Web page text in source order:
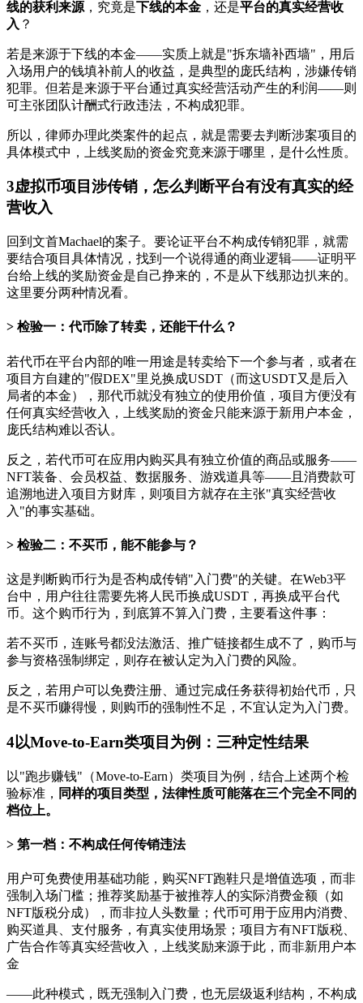
线的获利来源 ，究竟是下线的本金 ，还是平台的真实经营收
入 ？
若是来源于下线的本金——实质上就是"拆东墙补西墙"，用后
入场用户的钱填补前人的收益，是典型的庞氏结构，涉嫌传销
犯罪。但若是来源于平台通过真实经营活动产生的利润——则
可主张团队计酬式行政违法，不构成犯罪。
所以，律师办理此类案件的起点，就是需要去判断涉案项目的
具体模式中，上线奖励的资金究竟来源于哪里，是什么性质。
3虚拟币项目涉传销，怎么判断平台有没有真实的经
营收入
回到文首Machael的案子。要论证平台不构成传销犯罪，就需
要结合项目具体情况，找到一个说得通的商业逻辑——证明平
台给上线的奖励资金是自己挣来的，不是从下线那边扒来的。
这里要分两种情况看。
检验一：代币除了转卖，还能干什么？
若代币在平台内部的唯一用途是转卖给下一个参与者，或者在
项目方自建的"假DEX"里兑换成USDT（而这USDT又是后入
局者的本金），那代币就没有独立的使用价值，项目方便没有
任何真实经营收入，上线奖励的资金只能来源于新用户本金，
庞氏结构难以否认。
反之，若代币可在应用内购买具有独立价值的商品或服务——
NFT装备、会员权益、数据服务、游戏道具等——且消费款可
追溯地进入项目方财库，则项目方就存在主张"真实经营收
入"的事实基础。
检验二：不买币，能不能参与？
这是判断购币行为是否构成传销"入门费"的关键。在Web3平
台中，用户往往需要先将人民币换成USDT，再换成平台代
币。这个购币行为，到底算不算入门费，主要看这件事：
若不买币，连账号都没法激活、推广链接都生成不了，购币与
参与资格强制绑定，则存在被认定为入门费的风险。
反之，若用户可以免费注册、通过完成任务获得初始代币，只
是不买币赚得慢，则购币的强制性不足，不宜认定为入门费。
4以Move-to-Earn类项目为例：三种定性结果
以"跑步赚钱"（Move-to-Earn）类项目为例，结合上述两个检
验标准， 同样的项目类型，法律性质可能落在三个完全不同的
档位上。
第一档：不构成任何传销违法
用户可免费使用基础功能，购买NFT跑鞋只是增值选项，而非
强制入场门槛；推荐奖励基于被推荐人的实际消费金额（如
NFT版税分成），而非拉人头数量；代币可用于应用内消费、
购买道具、支付服务，有真实使用场景；项目方有NFT版税、
广告合作等真实经营收入，上线奖励来源于此，而非新用户本
金
——此种模式，既无强制入门费，也无层级返利结构，不构成